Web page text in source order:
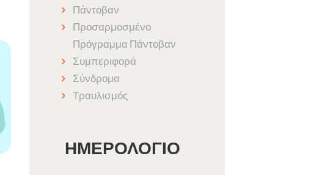
Πάντοβαν
Προσαρμοσμένο
Πρόγραμμα Πάντοβαν
Συμπεριφορά
Σύνδρομα
Τραυλισμός
ΗΜΕΡΟΛΌΓΙΟ